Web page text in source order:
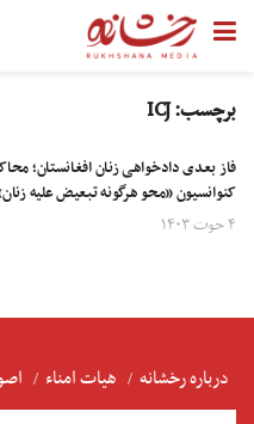
برچسب:ICJ
فاز بعدی دادخواهی زنان افغانستان؛
کنوانسیون «محو هرگونه تبعیض علیه
۴ حوت ۱۴۰۳
درباره رخشانه هیات امناء